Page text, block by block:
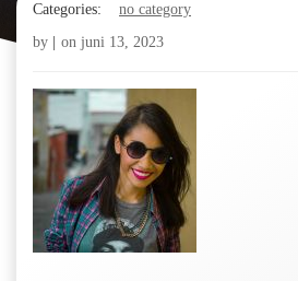
Categories:
no category
by
on juni 13, 2023